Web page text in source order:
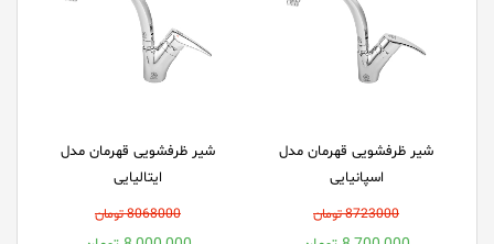
شیر ظرفشویی قهرمان مدل
ایتالیایی
8068000 تومان
شیر ظرفشویی قهرمان مدل
اسپانیایی
8723000 تومان